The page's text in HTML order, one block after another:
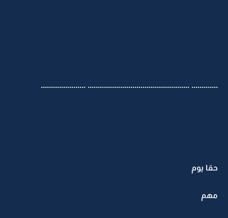
............. .................................................. ......................
حقا يوم
مهم